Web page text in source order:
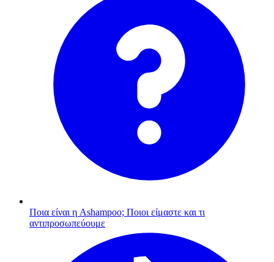
Ποια είναι η Ashampoo; Ποιοι είμαστε και τι
αντιπροσωπεύουμε